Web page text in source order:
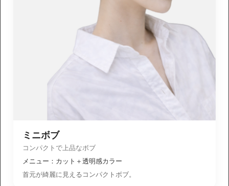
ミニボブ
コンパクトで上品なボブ
メニュー：カット＋透明感カラー
首元が綺麗に見えるコンパクトボブ。